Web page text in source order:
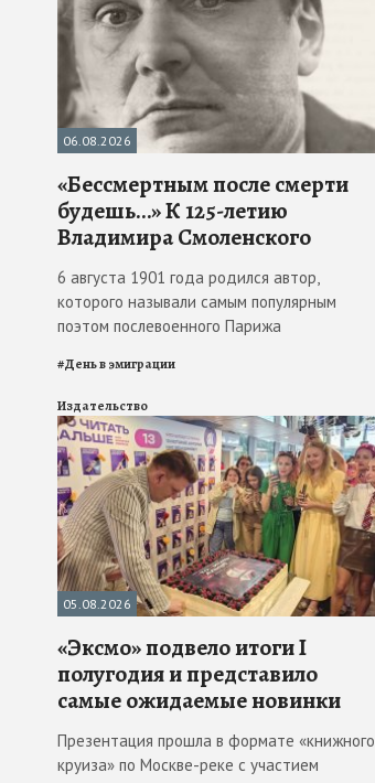
06.08.2026
«Бессмертным после смерти
будешь…» К 125-летию
Владимира Смоленского
6 августа 1901 года родился автор,
которого называли самым популярным
поэтом послевоенного Парижа
#День в эмиграции
Издательство
05.08.2026
«Эксмо» подвело итоги I
полугодия и представило
самые ожидаемые новинки
Презентация прошла в формате «книжного
круиза» по Москве-реке с участием